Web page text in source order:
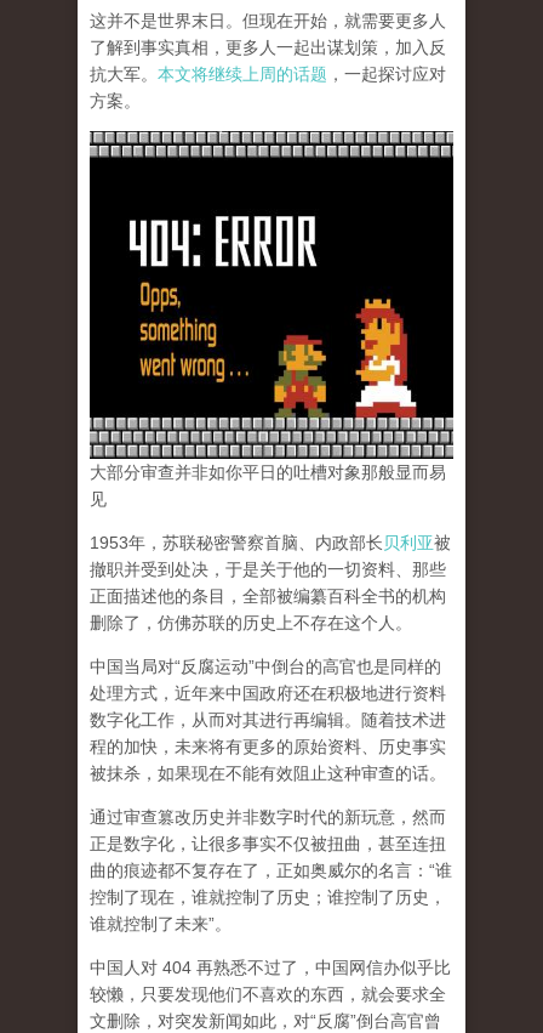
这并不是世界末日。但现在开始，就需要更多人
了解到事实真相，更多人一起出谋划策，加入反
抗大军。 本文将继续上周的话题 ，一起探讨应对
方案。
大部分审查并非如你平日的吐槽对象那般显而易
见
1953年，苏联秘密警察首脑、内政部长贝利亚被
撤职并受到处决，于是关于他的一切资料、那些
正面描述他的条目，全部被编纂百科全书的机构
删除了，仿佛苏联的历史上不存在这个人。
中国当局对“反腐运动”中倒台的高官也是同样的
处理方式，近年来中国政府还在积极地进行资料
数字化工作，从而对其进行再编辑。随着技术进
程的加快，未来将有更多的原始资料、历史事实
被抹杀，如果现在不能有效阻止这种审查的话。
通过审查篡改历史并非数字时代的新玩意，然而
正是数字化，让很多事实不仅被扭曲，甚至连扭
曲的痕迹都不复存在了，正如奥威尔的名言：“谁
控制了现在，谁就控制了历史；谁控制了历史，
谁就控制了未来”。
中国人对 404 再熟悉不过了，中国网信办似乎比
较懒，只要发现他们不喜欢的东西，就会要求全
文删除，对突发新闻如此，对“反腐”倒台高官曾